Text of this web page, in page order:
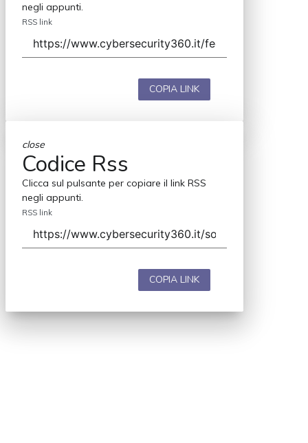
negli appunti.
RSS link
COPIA LINK
close
Codice Rss
Clicca sul pulsante per copiare il link RSS
negli appunti.
RSS link
COPIA LINK